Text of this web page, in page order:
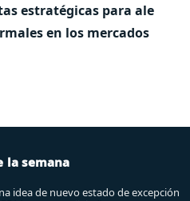
estratégicas para ale
en los mercados
la semana
idea de nuevo estado de excepción